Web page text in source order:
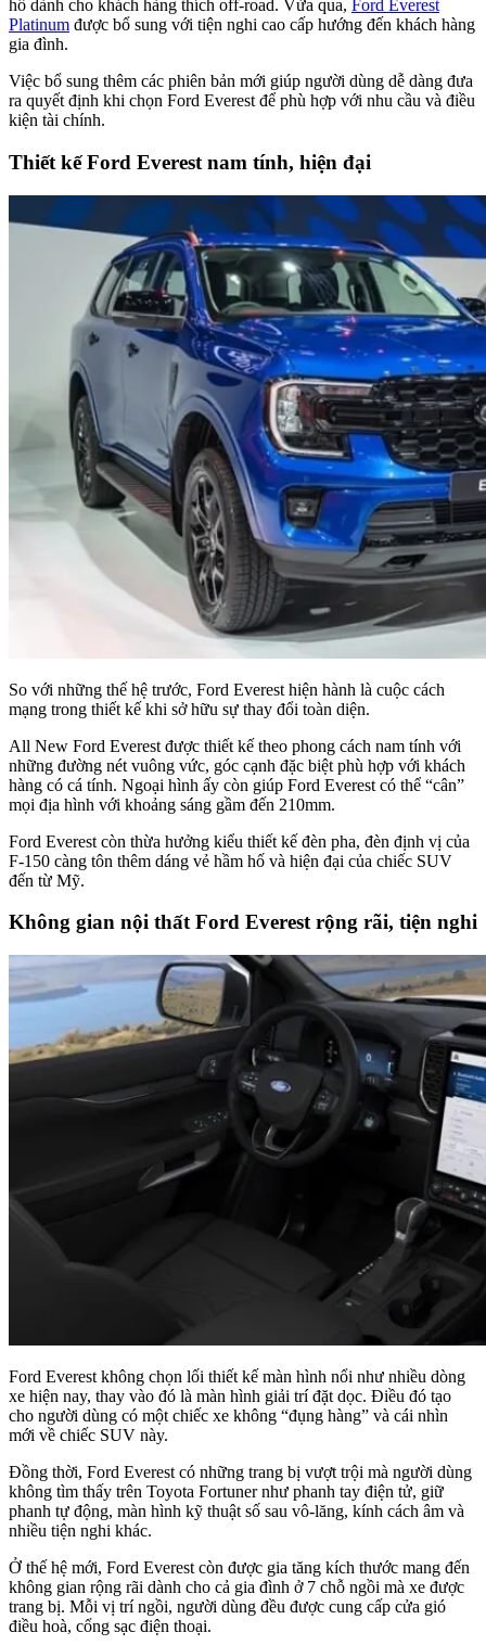
hố dành cho khách hàng thích off-road. Vừa qua, Ford Everest
Platinum được bổ sung với tiện nghi cao cấp hướng đến khách hàng
gia đình.
Việc bổ sung thêm các phiên bản mới giúp người dùng dễ dàng đưa
ra quyết định khi chọn Ford Everest để phù hợp với nhu cầu và điều
kiện tài chính.
Thiết kế Ford Everest nam tính, hiện đại
So với những thế hệ trước, Ford Everest hiện hành là cuộc cách
mạng trong thiết kế khi sở hữu sự thay đổi toàn diện.
All New Ford Everest được thiết kế theo phong cách nam tính với
những đường nét vuông vức, góc cạnh đặc biệt phù hợp với khách
hàng có cá tính. Ngoại hình ấy còn giúp Ford Everest có thể “cân”
mọi địa hình với khoảng sáng gầm đến 210mm.
Ford Everest còn thừa hưởng kiểu thiết kế đèn pha, đèn định vị của
F-150 càng tôn thêm dáng vẻ hầm hố và hiện đại của chiếc SUV
đến từ Mỹ.
Không gian nội thất Ford Everest rộng rãi, tiện nghi
Ford Everest không chọn lối thiết kế màn hình nổi như nhiều dòng
xe hiện nay, thay vào đó là màn hình giải trí đặt dọc. Điều đó tạo
cho người dùng có một chiếc xe không “đụng hàng” và cái nhìn
mới về chiếc SUV này.
Đồng thời, Ford Everest có những trang bị vượt trội mà người dùng
không tìm thấy trên Toyota Fortuner như phanh tay điện tử, giữ
phanh tự động, màn hình kỹ thuật số sau vô-lăng, kính cách âm và
nhiều tiện nghi khác.
Ở thế hệ mới, Ford Everest còn được gia tăng kích thước mang đến
không gian rộng rãi dành cho cả gia đình ở 7 chỗ ngồi mà xe được
trang bị. Mỗi vị trí ngồi, người dùng đều được cung cấp cửa gió
điều hoà, cổng sạc điện thoại.